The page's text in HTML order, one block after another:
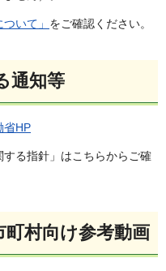
いて」 をご確認ください。
通知等
省HP
る指針」はこちらからご確
町村向け参考動画